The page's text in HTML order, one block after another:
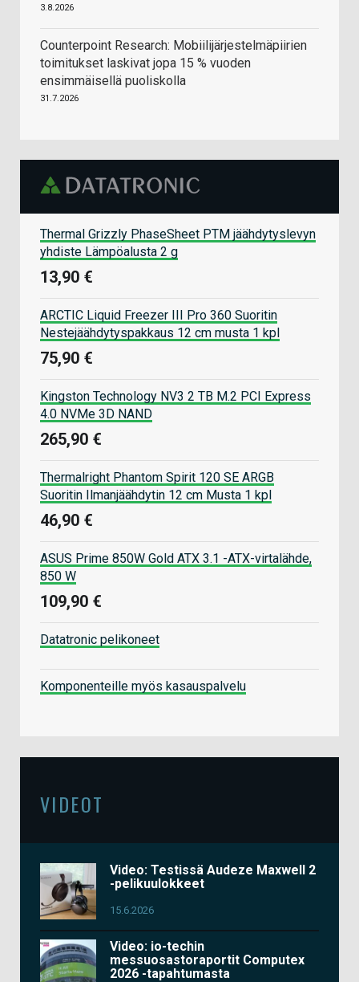
3.8.2026
Counterpoint Research: Mobiilijärjestelmäpiirien
toimitukset laskivat jopa 15 % vuoden
ensimmäisellä puoliskolla
31.7.2026
Thermal Grizzly PhaseSheet PTM jäähdytyslevyn
yhdiste Lämpöalusta 2 g
13,90 €
ARCTIC Liquid Freezer III Pro 360 Suoritin
Nestejäähdytyspakkaus 12 cm musta 1 kpl
75,90 €
Kingston Technology NV3 2 TB M.2 PCI Express
4.0 NVMe 3D NAND
265,90 €
Thermalright Phantom Spirit 120 SE ARGB
Suoritin Ilmanjäähdytin 12 cm Musta 1 kpl
46,90 €
ASUS Prime 850W Gold ATX 3.1 -ATX-virtalähde,
850 W
109,90 €
Datatronic pelikoneet
Komponenteille myös kasauspalvelu
VIDEOT
Video: Testissä Audeze Maxwell 2
-pelikuulokkeet
15.6.2026
Video: io-techin
messuosastoraportit Computex
2026 -tapahtumasta